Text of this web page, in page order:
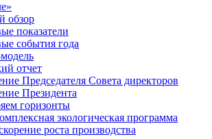
обзор
показатели
события года
отчет
Председателя Совета директоров
Президента
горизонты
экологическая программа
роста производства